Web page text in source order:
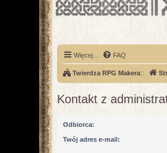
Więcej… FAQ
Twierdza RPG Makera::
Kontakt z
Odbiorca:
Twój adres e-mail: